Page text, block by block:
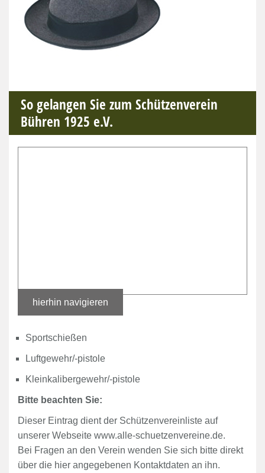
So gelangen Sie zum Schützenverein
Bühren 1925 e.V.
hierhin navigieren
Sportschießen
Luftgewehr/-pistole
Kleinkalibergewehr/-pistole
Bitte beachten Sie:
Dieser Eintrag dient der Schützenvereinliste auf
unserer Webseite www.alle-schuetzenvereine.de.
Bei Fragen an den Verein wenden Sie sich bitte direkt
über die hier angegebenen Kontaktdaten an ihn.